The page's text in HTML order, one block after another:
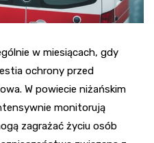
w miesiącach, gdy
ochrony przed
W powiecie niżańskim
monitorują
zagrażać życiu osób